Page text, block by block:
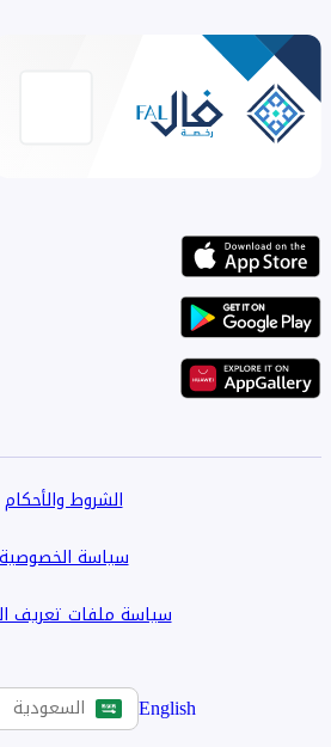
الشروط والأحكام
سياسة
سياسة ملفات تعريف
English السعودية